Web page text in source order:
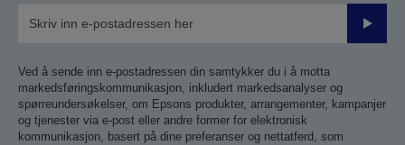
Send
Ved å sende inn e-postadressen din samtykker du i å motta
markedsføringskommunikasjon, inkludert markedsanalyser og
spørreundersøkelser, om Epsons produkter, arrangementer, kampanjer
og tjenester via e-post eller andre former for elektronisk
kommunikasjon, basert på dine preferanser og nettatferd, som